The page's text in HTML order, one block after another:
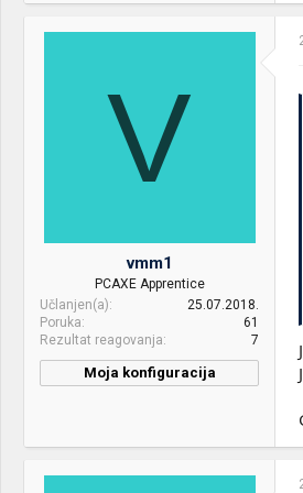
Upload 500MB/s
Windows 10 Pro
Other:
PlayStation 4 PRO
7216B / TV LG C4
4K
V
vmm1
PCAXE Apprentice
Učlanjen(a)
25.07.2018.
Poruka
61
Rezultat reagovanja
7
Moja konfiguracija